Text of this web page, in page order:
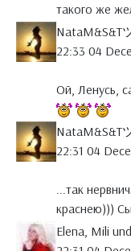
такого же
NataM&S&T
22:33 04
Ой, Ленусь,
NataM&S&T
22:31 04
...так
краснею)))
Elena, Mili